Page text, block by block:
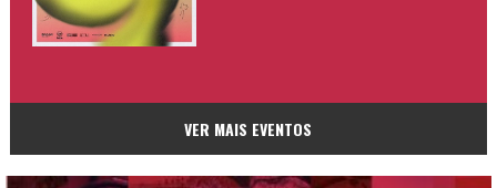
VER MAIS EVENTOS